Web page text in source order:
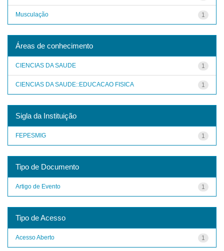
1
Musculação
Áreas de conhecimento
1
CIENCIAS DA SAUDE
1
CIENCIAS DA SAUDE::EDUCACAO FISICA
Sigla da Instituição
1
FEPESMIG
Tipo de Documento
1
Artigo de Evento
Tipo de Acesso
1
Acesso Aberto